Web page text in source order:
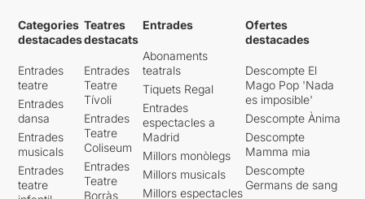
Categories
destacades
Entrades
teatre
Entrades
dansa
Entrades
musicals
Entrades
teatre
Teatres
destacats
Entrades
Teatre
Tívoli
Entrades
Teatre
Coliseum
Entrades
Teatre
Borràs
Entrades
Abonaments
teatrals
Tiquets Regal
Entrades
espectacles a
Madrid
Millors monòlegs
Millors musicals
Millors espectacles
Ofertes
destacades
Descompte El
Mago Pop 'Nada
es imposible'
Descompte Ànima
Descompte
Mamma mia
Descompte
Germans de sang